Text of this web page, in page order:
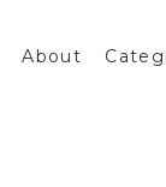
About